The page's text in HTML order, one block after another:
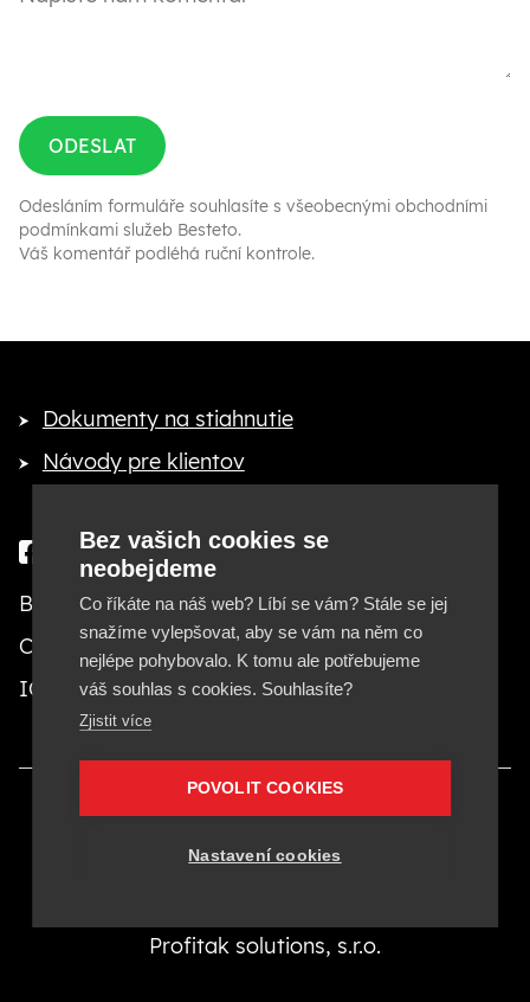
Bez vašich cookies se
neobejdeme
Co říkáte na náš web? Líbí se vám? Stále se jej
snažíme vylepšovat, aby se vám na něm co
nejlépe pohybovalo. K tomu ale potřebujeme
váš souhlas s cookies. Souhlasíte?
Zjistit více
POVOLIT COOKIES
Nastavení cookies
ODESLAT
Odesláním formuláře souhlasíte s všeobecnými obchodními
podmínkami služeb Besteto.
Váš komentář podléhá ruční kontrole.
Dokumenty na stiahnutie
Návody pre klientov
Besteto marketing, s. r. o.
Cejl 20, 602 00 Brno
IČ: 29380553, DIČ: CZ29380553
Provozovatelom stránok Besteto.sk je Besteto
marketing, s. r. o., IČ 29380553.
Profitak solutions, s.r.o.